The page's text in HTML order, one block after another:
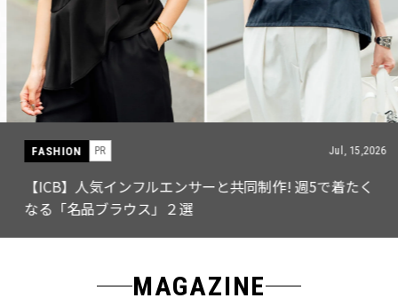
FASHION PR Jul, 15,2026
【ICB】人気インフルエンサーと共同制作! 週5で着たく
なる「名品ブラウス」２選
MAGAZINE